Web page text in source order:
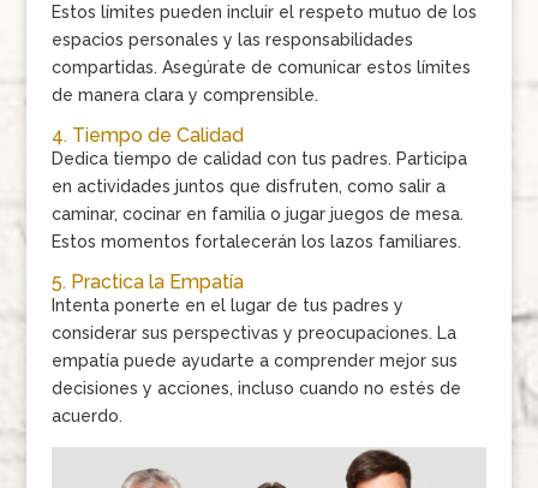
Estos límites pueden incluir el respeto mutuo de los
espacios personales y las responsabilidades
compartidas. Asegúrate de comunicar estos límites
de manera clara y comprensible.
4. Tiempo de Calidad
Dedica tiempo de calidad con tus padres. Participa
en actividades juntos que disfruten, como salir a
caminar, cocinar en familia o jugar juegos de mesa.
Estos momentos fortalecerán los lazos familiares.
5. Practica la Empatía
Intenta ponerte en el lugar de tus padres y
considerar sus perspectivas y preocupaciones. La
empatía puede ayudarte a comprender mejor sus
decisiones y acciones, incluso cuando no estés de
acuerdo.